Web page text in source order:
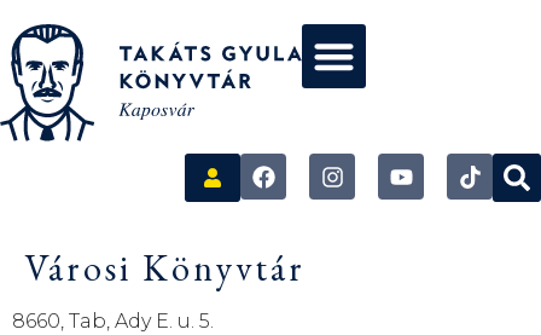
Városi Könyvtár
8660, Tab, Ady E. u. 5.